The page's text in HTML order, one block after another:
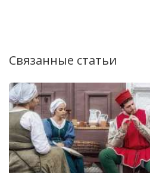
Связанные статьи